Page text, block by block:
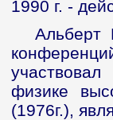
1990 г. -
Альберт
физике
(1976г.),